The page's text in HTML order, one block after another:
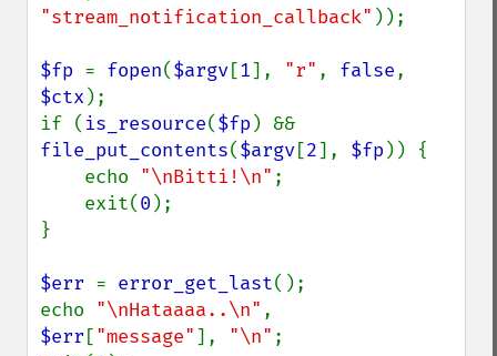
"stream_notification_callback" ));
$fp = fopen($argv[1], "r" , false
$ctx );
if ( is_resource($fp
file_put_contents($argv[2], $fp )) {
    echo
"\nBitti!\n" ;
    exit(
0 );
}
$err = error_get_last();
echo "\nHataaaa..\n"
$err ["message"], "\n" ;